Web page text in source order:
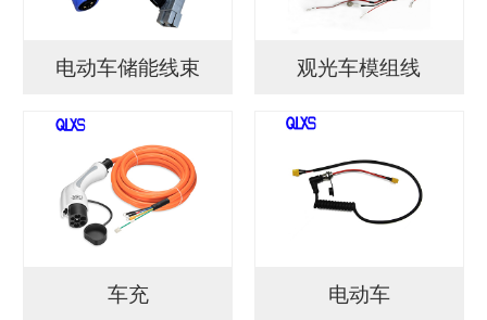
电动车储能线束 观光车模组线
车充 电动车